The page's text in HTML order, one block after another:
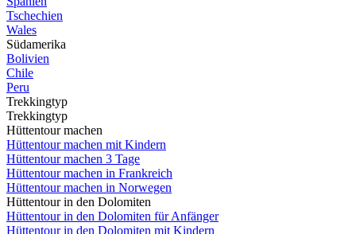
Tschechien
Wales
Südamerika
Bolivien
Chile
Peru
Trekkingtyp
Trekkingtyp
Hüttentour machen
Hüttentour machen mit Kindern
Hüttentour machen 3 Tage
Hüttentour machen in Frankreich
Hüttentour machen in Norwegen
Hüttentour in den Dolomiten
Hüttentour in den Dolomiten für Anfänger
Hüttentour in den Dolomiten mit Kindern